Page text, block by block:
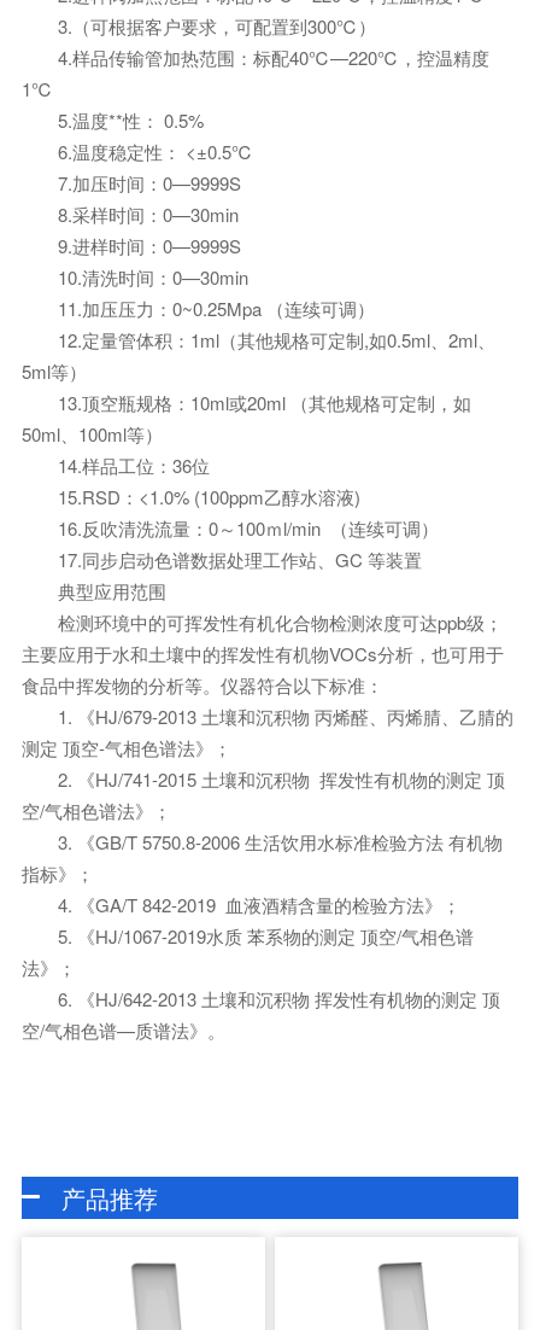
3.（可根据客户要求，可配置到300℃）
4.样品传输管加热范围：标配40℃—220℃，控温精度
1℃
5.温度**性： 0.5%
6.温度稳定性： <±0.5℃
7.加压时间：0—9999S
8.采样时间：0—30min
9.进样时间：0—9999S
10.清洗时间：0—30min
11.加压压力：0~0.25Mpa （连续可调）
12.定量管体积：1ml（其他规格可定制,如0.5ml、2ml、
5ml等）
13.顶空瓶规格：10ml或20ml （其他规格可定制，如
50ml、100ml等）
14.样品工位：36位
15.RSD：<1.0% (100ppm乙醇水溶液)
16.反吹清洗流量：0～100ｍl/min （连续可调）
17.同步启动色谱数据处理工作站、GC 等装置
典型应用范围
检测环境中的可挥发性有机化合物检测浓度可达ppb级；
主要应用于水和土壤中的挥发性有机物VOCs分析，也可用于
食品中挥发物的分析等。仪器符合以下标准：
1. 《HJ/679-2013 土壤和沉积物 丙烯醛、丙烯腈、乙腈的
测定 顶空-气相色谱法》；
2. 《HJ/741-2015 土壤和沉积物 挥发性有机物的测定 顶
空/气相色谱法》；
3. 《GB/T 5750.8-2006 生活饮用水标准检验方法 有机物
指标》；
4. 《GA/T 842-2019 血液酒精含量的检验方法》；
5. 《HJ/1067-2019水质 苯系物的测定 顶空/气相色谱
法》；
6. 《HJ/642-2013 土壤和沉积物 挥发性有机物的测定 顶
空/气相色谱—质谱法》。
产品推荐